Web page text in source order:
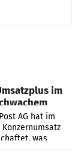
im
AG hat im
was
dem